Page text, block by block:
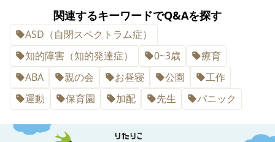
関連するキーワードでQ&Aを探す
ASD（自閉スペクトラム症）
知的障害（知的発達症）
0~3歳
療育
ABA
親の会 お昼寝 公園
工作
運動
保育園 加配 先生 パニック